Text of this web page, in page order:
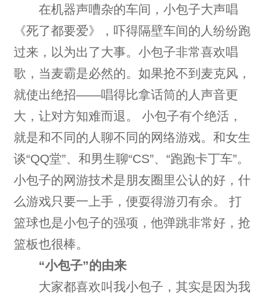
在机器声嘈杂的车间，小包子大声唱
《死了都要爱》，吓得隔壁车间的人纷纷跑
过来，以为出了大事。小包子非常喜欢唱
歌，当麦霸是必然的。如果抢不到麦克风，
就使出绝招——唱得比拿话筒的人声音更
大，让对方知难而退。 小包子有个绝活，
就是和不同的人聊不同的网络游戏。和女生
谈“QQ堂”、和男生聊“CS”、“跑跑卡丁车”。
小包子的网游技术是朋友圈里公认的好，什
么游戏只要一上手，便耍得游刃有余。 打
篮球也是小包子的强项，他弹跳非常好，抢
篮板也很棒。
“小包子”的由来
大家都喜欢叫我小包子，其实是因为我